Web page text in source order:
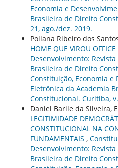
Economia e
Brasileira de Direito
21, ago./dez. 2019.
Poliana Ribeiro dos
HOME QUE VIROU OFFICE
Desenvolvimento:
Brasileira de Direito
Constituição, Economia e
Eletrônica da Academia
Constitucional. Curitiba,
Daniel Barile da Silveira,
LEGITIMIDADE
CONSTITUCIONAL NA
FUNDAMENTAIS ,
Desenvolvimento:
Brasileira de Direito